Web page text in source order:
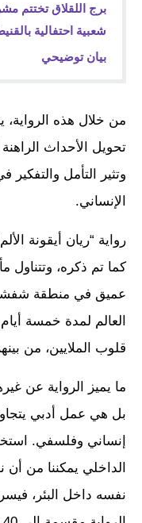
برج اللقلاق تختتم
شعبية احتفالية
بيان توضيحي
من خلال هذه
تحويل الأحداث
وتثير التأمل
الإنساني.
كما تم ذكره،
عميق في منطقة
العالم لمدة خمسة
قلوب الملايين، من
ما يميز الرواية عن
بل هي عمل أدبي
إنساني وفلسفي.
الداخلي يمكننا من
نفسه داخل البئر،